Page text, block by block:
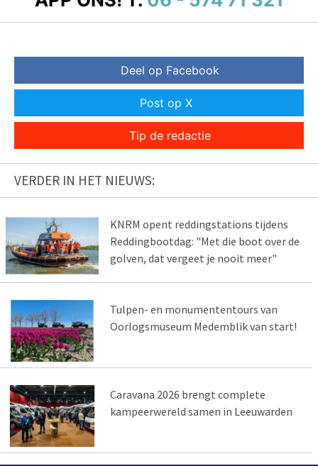
Deel op Facebook
Post op X
Tip de redactie
VERDER IN HET NIEUWS:
KNRM opent reddingstations tijdens
Reddingbootdag: "Met die boot over de
golven, dat vergeet je nooit meer"
Tulpen- en monumententours van
Oorlogsmuseum Medemblik van start!
Caravana 2026 brengt complete
kampeerwereld samen in Leeuwarden